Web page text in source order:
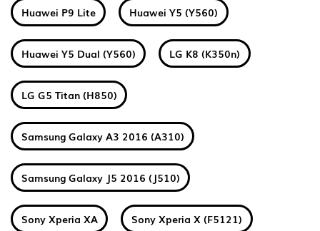
Huawei P9 Lite Huawei Y5 (Y560)
Huawei Y5 Dual (Y560) LG K8 (K350n)
LG G5 Titan (H850)
Samsung Galaxy A3 2016 (A310)
Samsung Galaxy J5 2016 (J510)
Sony Xperia XA Sony Xperia X (F5121)